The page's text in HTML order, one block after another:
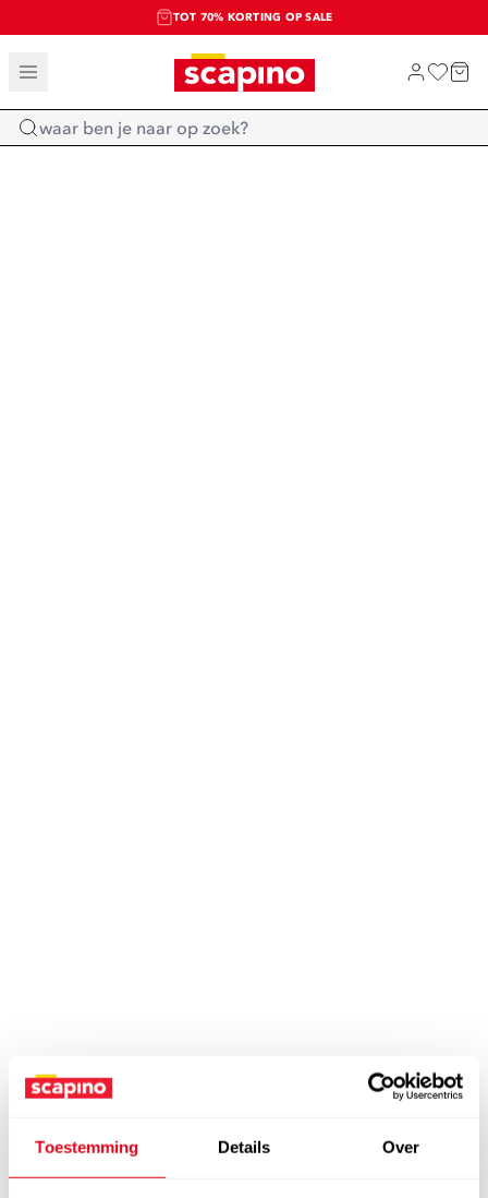
Toestemming Details Over
TOT 70% KORTING OP SALE
SALE: LAATSTE KANS!
SHOP NIEUW
Home